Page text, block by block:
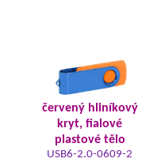
červený hliníkový
kryt, fialové
plastové tělo
USB6-2.0-0609-2